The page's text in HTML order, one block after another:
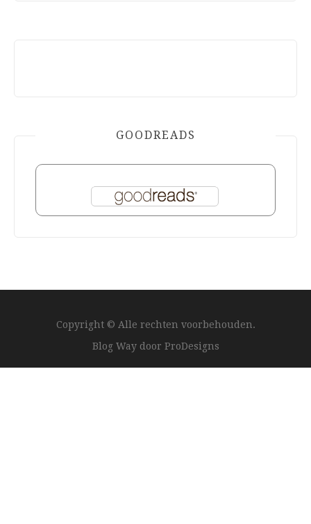
GOODREADS
Copyright © Alle rechten voorbehouden.
Blog Way door ProDesigns